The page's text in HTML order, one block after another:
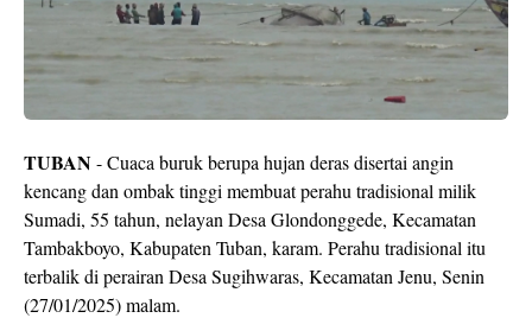
TUBAN- Cuaca buruk berupa hujan deras disertai angin
kencang dan ombak tinggi membuat perahu tradisional milik
Sumadi, 55 tahun, nelayan Desa Glondonggede, Kecamatan
Tambakboyo, Kabupaten Tuban, karam. Perahu tradisional itu
terbalik di perairan Desa Sugihwaras, Kecamatan Jenu, Senin
(27/01/2025) malam.